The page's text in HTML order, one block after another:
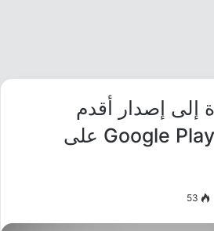
إلى إصدار أقدم
لتطبيق Google Play Store على
53